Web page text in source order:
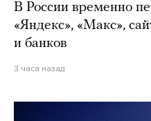
В России временно
«Яндекс», «Макс»,
и банков
3 часа назад